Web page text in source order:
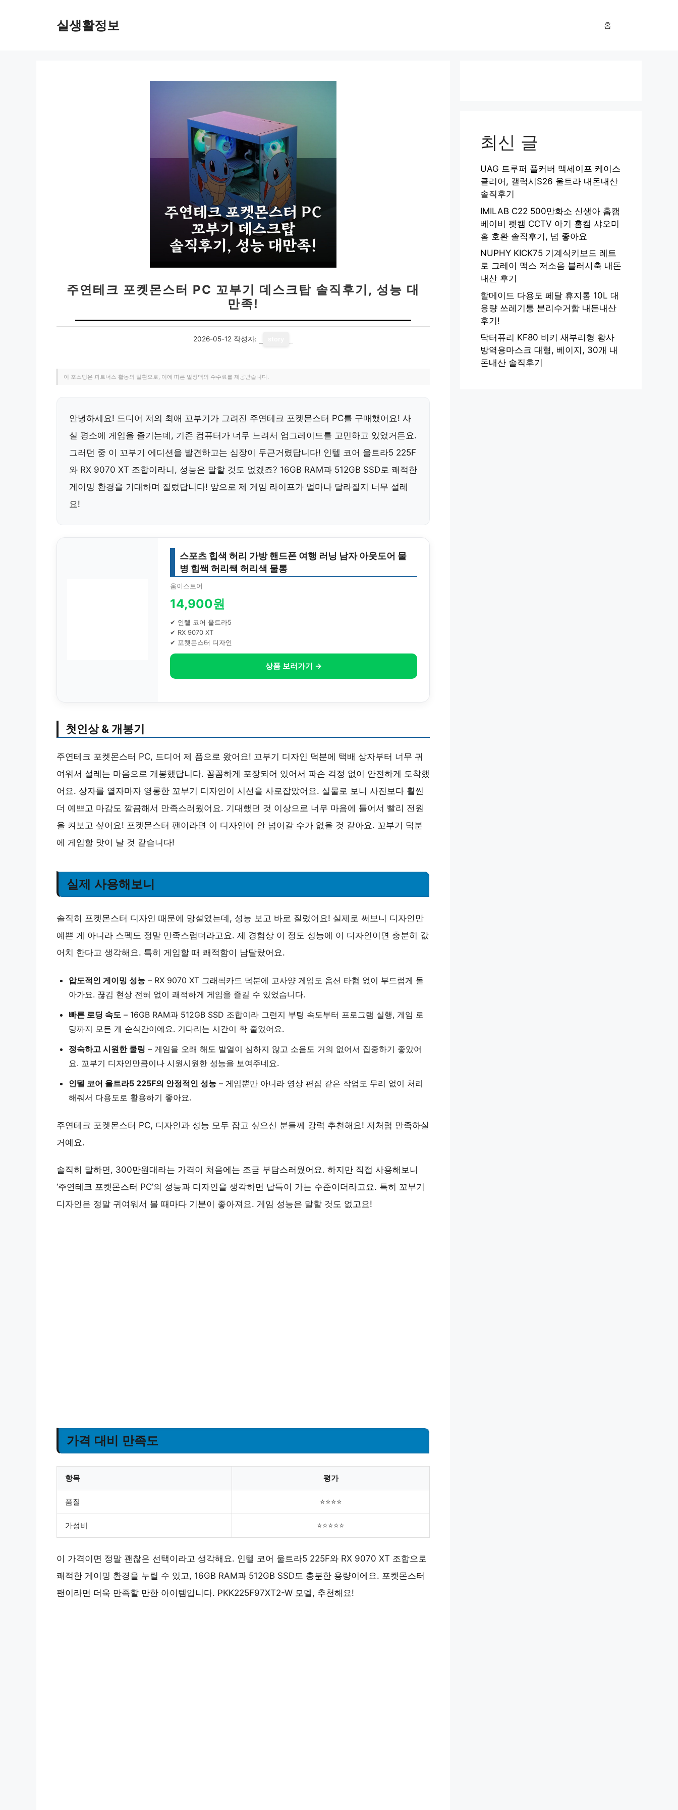
실생활정보 홈
주연테크 포켓몬스터 PC 꼬부기 데스크탑 솔직후기, 성능 대
만족!
2026-05-12 작성자:
이 포스팅은 파트너스 활동의 일환으로, 이에 따른 일정액의 수수료를 제공받습니다.
안녕하세요! 드디어 저의 최애 꼬부기가 그려진 주연테크 포켓몬스터 PC를 구매했어요! 사
실 평소에 게임을 즐기는데, 기존 컴퓨터가 너무 느려서 업그레이드를 고민하고 있었거든요.
그러던 중 이 꼬부기 에디션을 발견하고는 심장이 두근거렸답니다! 인텔 코어 울트라5 225F
와 RX 9070 XT 조합이라니, 성능은 말할 것도 없겠죠? 16GB RAM과 512GB SSD로 쾌적한
게이밍 환경을 기대하며 질렀답니다! 앞으로 제 게임 라이프가 얼마나 달라질지 너무 설레
요!
스포츠 힙색 허리 가방 핸드폰 여행 러닝 남자 아웃도어 물
병 힙쌕 허리쌕 허리색 물통
움이스토어
14,900원
✔ 인텔 코어 울트라5
✔ RX 9070 XT
✔ 포켓몬스터 디자인
상품 보러가기 →
첫인상 & 개봉기
주연테크 포켓몬스터 PC, 드디어 제 품으로 왔어요! 꼬부기 디자인 덕분에 택배 상자부터 너무 귀
여워서 설레는 마음으로 개봉했답니다. 꼼꼼하게 포장되어 있어서 파손 걱정 없이 안전하게 도착했
어요. 상자를 열자마자 영롱한 꼬부기 디자인이 시선을 사로잡았어요. 실물로 보니 사진보다 훨씬
더 예쁘고 마감도 깔끔해서 만족스러웠어요. 기대했던 것 이상으로 너무 마음에 들어서 빨리 전원
을 켜보고 싶어요! 포켓몬스터 팬이라면 이 디자인에 안 넘어갈 수가 없을 것 같아요. 꼬부기 덕분
에 게임할 맛이 날 것 같습니다!
실제 사용해보니
솔직히 포켓몬스터 디자인 때문에 망설였는데, 성능 보고 바로 질렀어요! 실제로 써보니 디자인만
예쁜 게 아니라 스펙도 정말 만족스럽더라고요. 제 경험상 이 정도 성능에 이 디자인이면 충분히 값
어치 한다고 생각해요. 특히 게임할 때 쾌적함이 남달랐어요.
압도적인 게이밍 성능 – RX 9070 XT 그래픽카드 덕분에 고사양 게임도 옵션 타협 없이 부드럽게 돌
아가요. 끊김 현상 전혀 없이 쾌적하게 게임을 즐길 수 있었습니다.
빠른 로딩 속도 – 16GB RAM과 512GB SSD 조합이라 그런지 부팅 속도부터 프로그램 실행, 게임 로
딩까지 모든 게 순식간이에요. 기다리는 시간이 확 줄었어요.
정숙하고 시원한 쿨링 – 게임을 오래 해도 발열이 심하지 않고 소음도 거의 없어서 집중하기 좋았어
요. 꼬부기 디자인만큼이나 시원시원한 성능을 보여주네요.
인텔 코어 울트라5 225F의 안정적인 성능 – 게임뿐만 아니라 영상 편집 같은 작업도 무리 없이 처리
해줘서 다용도로 활용하기 좋아요.
주연테크 포켓몬스터 PC, 디자인과 성능 모두 잡고 싶으신 분들께 강력 추천해요! 저처럼 만족하실
거예요.
솔직히 말하면, 300만원대라는 가격이 처음에는 조금 부담스러웠어요. 하지만 직접 사용해보니
‘주연테크 포켓몬스터 PC’의 성능과 디자인을 생각하면 납득이 가는 수준이더라고요. 특히 꼬부기
디자인은 정말 귀여워서 볼 때마다 기분이 좋아져요. 게임 성능은 말할 것도 없고요!
가격 대비 만족도
항목 평가
품질 ⭐⭐⭐⭐
가성비 ⭐⭐⭐⭐⭐
이 가격이면 정말 괜찮은 선택이라고 생각해요. 인텔 코어 울트라5 225F와 RX 9070 XT 조합으로
쾌적한 게이밍 환경을 누릴 수 있고, 16GB RAM과 512GB SSD도 충분한 용량이에요. 포켓몬스터
팬이라면 더욱 만족할 만한 아이템입니다. PKK225F97XT2-W 모델, 추천해요!
최신 글
UAG 트루퍼 풀커버 맥세이프 케이스
클리어, 갤럭시S26 울트라 내돈내산
솔직후기
IMILAB C22 500만화소 신생아 홈캠
베이비 펫캠 CCTV 아기 홈캠 샤오미
홈 호환 솔직후기, 넘 좋아요
NUPHY KICK75 기계식키보드 레트
로 그레이 맥스 저소음 블러시축 내돈
내산 후기
할메이드 다용도 페달 휴지통 10L 대
용량 쓰레기통 분리수거함 내돈내산
후기!
닥터퓨리 KF80 비키 새부리형 황사
방역용마스크 대형, 베이지, 30개 내
돈내산 솔직후기